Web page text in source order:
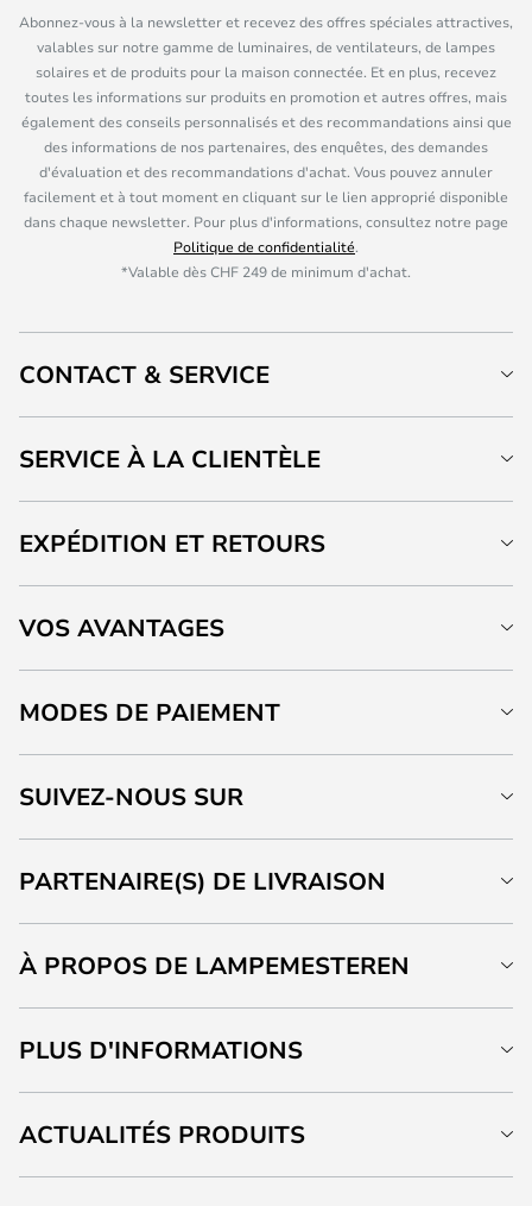
Abonnez-vous à la newsletter et recevez des offres spéciales attractives,
valables sur notre gamme de luminaires, de ventilateurs, de lampes
solaires et de produits pour la maison connectée. Et en plus, recevez
toutes les informations sur produits en promotion et autres offres, mais
également des conseils personnalisés et des recommandations ainsi que
des informations de nos partenaires, des enquêtes, des demandes
d'évaluation et des recommandations d'achat. Vous pouvez annuler
facilement et à tout moment en cliquant sur le lien approprié disponible
dans chaque newsletter. Pour plus d'informations, consultez notre page
Politique de confidentialité.
*Valable dès CHF 249 de minimum d'achat.
CONTACT & SERVICE
SERVICE À LA CLIENTÈLE
EXPÉDITION ET RETOURS
VOS AVANTAGES
MODES DE PAIEMENT
SUIVEZ-NOUS SUR
PARTENAIRE(S) DE LIVRAISON
À PROPOS DE LAMPEMESTEREN
PLUS D'INFORMATIONS
ACTUALITÉS PRODUITS